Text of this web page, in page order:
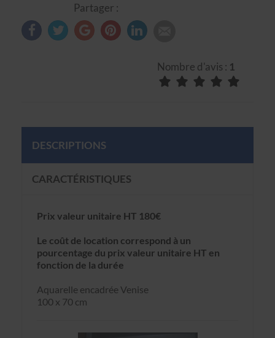
Partager :
Nombre d'avis : 1
DESCRIPTIONS
CARACTÉRISTIQUES
Prix valeur unitaire HT 180€
Le coût de location correspond à un
pourcentage du prix valeur unitaire HT en
fonction de la durée
Aquarelle encadrée Venise
100 x 70 cm